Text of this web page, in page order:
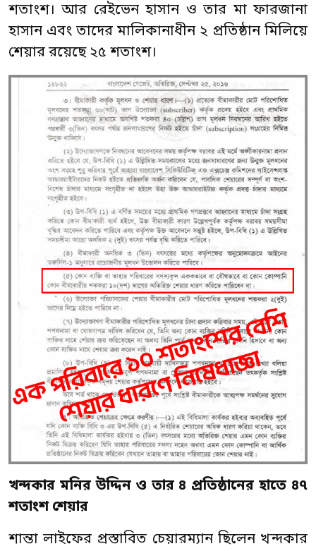
শতাংশ। আর রেইভেন হাসান ও তার মা ফারজানা
হাসান এবং তাদের মালিকানাধীন ২ প্রতিষ্ঠান মিলিয়ে
শেয়ার রয়েছে ২৫ শতাংশ।
খন্দকার মনিরউদ্দিন ও তার ৪ প্রতিষ্ঠানের হাতে ৪৭
শতাংশ শেয়ার
শান্তা লাইফের প্রস্তাবিত চেয়ারম্যান ছিলেন খন্দকার